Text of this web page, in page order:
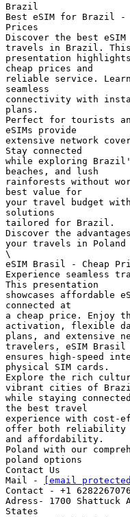
Brazil
Best eSIM for Brazil -
Prices
Discover the best
travels in Brazil. This
presentation
cheap prices and
reliable service. Learn
seamless
connectivity with
plans.
Perfect for tourists
eSIMs provide
extensive network
Stay connected
while exploring
beaches, and lush
rainforests without
best value for
your travel budget
solutions
tailored for Brazil.
Discover the
your travels in Poland
\
eSIM Brasil - Cheap
Experience seamless
This presentation
showcases affordable
connected at
a cheap price. Enjoy
activation, flexible
plans, and extensive
travelers, eSIM Brasil
ensures high-speed
physical SIM cards.
Explore the rich
vibrant cities of
while staying
the best travel
experience with cost-
offer both reliability
and affordability.
Poland with our
poland options
Contact Us
Mail -
[email
Contact - +1 6282267076
Adress- 1700 Shattuck
States